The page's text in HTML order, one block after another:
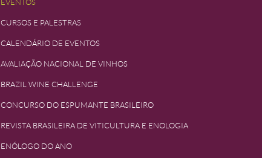
EVENTOS
CURSOS E PALESTRAS
CALENDÁRIO DE EVENTOS
AVALIAÇÃO NACIONAL DE VINHOS
BRAZIL WINE CHALLENGE
CONCURSO DO ESPUMANTE BRASILEIRO
REVISTA BRASILEIRA DE VITICULTURA E ENOLOGIA
ENÓLOGO DO ANO